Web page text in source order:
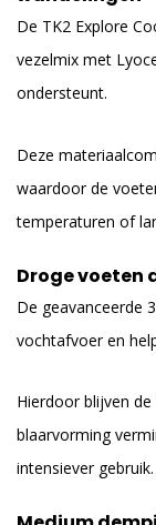
De TK2 Explore
vezelmix met
ondersteunt.
Deze
waardoor de
temperaturen of
Droge voeten
De geavanceerde
vochtafvoer en
Hierdoor blijven
blaarvorming
intensiever gebruik.